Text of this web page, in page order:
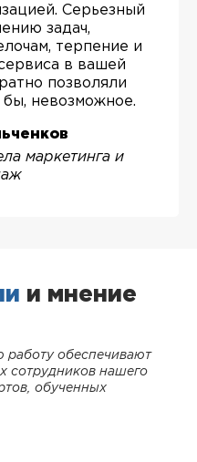
Серьезный
задач,
терпение и
в вашей
позволяли
бы, невозможное.
маркетинга и
и мнение
работу обеспечивают
сотрудников нашего
обученных